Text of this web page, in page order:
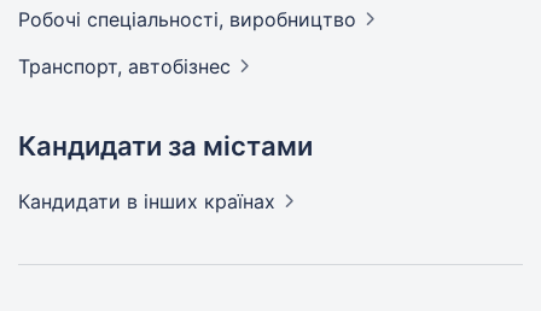
Робочі спеціальності, виробництво
Транспорт, автобізнес
Кандидати за містами
Кандидати в інших країнах